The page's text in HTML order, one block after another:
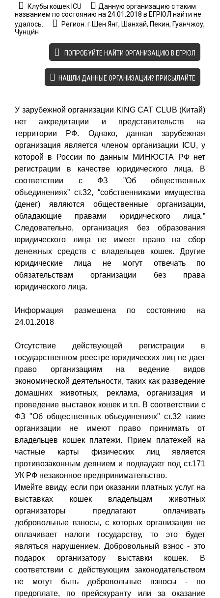
Клубы кошек ICU
Данную организацию с таким
названием по состоянию на 24.01.2018 в ЕГРЮЛ найти не
удалось.
Регион: г.Шен Янг, Шанхай, Пекин, Гуанчжоу,
Чунци́н
ПОПРОБУЙТЕ НАЙТИ ОРГАНИЗАЦИЮ В ЕГРЮЛ
НАШЛИ ДАННЫЕ ОРГАНИЗАЦИИ? ПРИСЫЛАЙТЕ
У зарубежной организации KING CAT CLUB (Китай)
нет аккредитации и представительств на
территории РФ. Однако, данная зарубежная
организация является членом организации ICU, у
которой в России по данным МИНЮСТА РФ нет
регистрации в качестве юридического лица. В
соответствии с ФЗ ”Об общественных
объединениях” ст.32, “собственниками имущества
(денег) являются общественные организации,
обладающие правами юридического лица.”
Следовательно, организация без образования
юридического лица не имеет право на сбор
денежных средств с владельцев кошек. Другие
юридические лица не могут отвечать по
обязательствам организации без права
юридического лица.
Информация размешена по состоянию на
24.01.2018
Отсутствие действующей регистрации в
государственном реестре юридических лиц не дает
право организациям на ведение видов
экономической деятельности, таких как разведение
домашних животных, реклама, организация и
проведение выставок кошек и т.п. В соответствии с
ФЗ "Об общественных объединениях" ст.32 такие
организации не имеют право принимать от
владельцев кошек платежи. Прием платежей на
частные карты физических лиц является
противозаконным деянием и подпадает под ст.171
УК РФ незаконное предпринимательство.
Имейте ввиду, если при оказании платных услуг на
выставках кошек владельцам животных
организаторы предлагают оплачивать
добровольные взносы, с которых организация не
оплачивает налоги государству, то это будет
являться нарушением. Добровольный взнос - это
подарок организатору выставки кошек. В
соответствии с действующим законодательством
не могут быть добровольные взносы - по
предоплате, по прейскуранту или за оказание